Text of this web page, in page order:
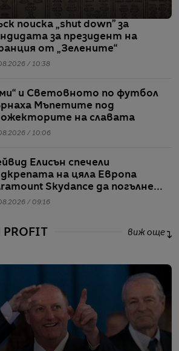
поиска „shut down” за
за президент на
от „Зелените“
/ 10:38
и Световното по футбол
Мъпетите под
на славата
/ 10:06
Елисън спечели
на цяла Европа
Skydance да погълне
/ 09:16
виж още